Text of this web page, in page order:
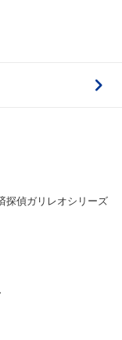
探偵ガリレオシリーズ